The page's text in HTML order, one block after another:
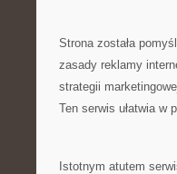
Strona została
zasady reklamy
strategii
Ten serwis ułatwia w
Istotnym atutem